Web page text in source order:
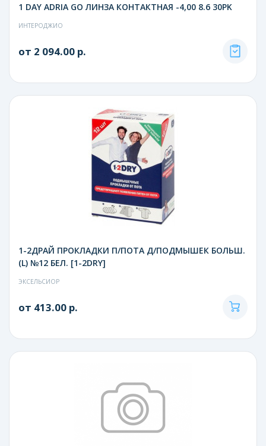
1 DAY ADRIA GO ЛИНЗА КОНТАКТНАЯ -4,00 8.6 30PK
ИНТЕРОДЖИО
от 2 094.00 р.
1-2ДРАЙ ПРОКЛАДКИ П/ПОТА Д/ПОДМЫШЕК БОЛЬШ.
(L) №12 БЕЛ. [1-2DRY]
ЭКСЕЛЬСИОР
от 413.00 р.